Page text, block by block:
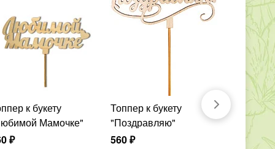
Мамочке"
₽
Топпер к букету
"Поздравляю"
560₽
Мягкая
2 120